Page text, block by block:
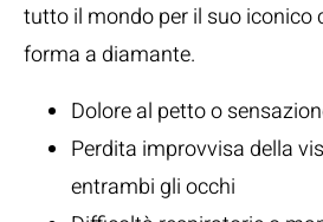
tutto il mondo per il suo iconico
forma a diamante.
Dolore al petto o
Perdita improvvisa della
entrambi gli occhi